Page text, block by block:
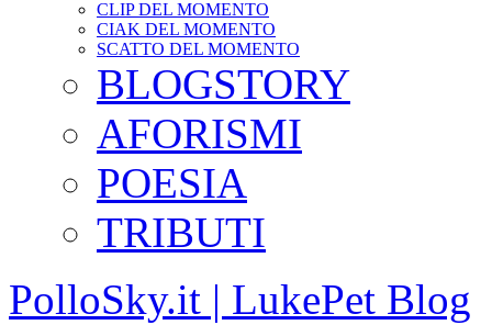
CLIP DEL MOMENTO
CIAK DEL MOMENTO
SCATTO DEL MOMENTO
BLOGSTORY
AFORISMI
POESIA
TRIBUTI
PolloSky.it | LukePet Blog